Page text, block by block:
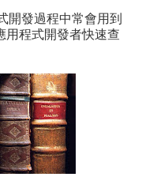
開發過程中常會用到
用程式開發者快速查